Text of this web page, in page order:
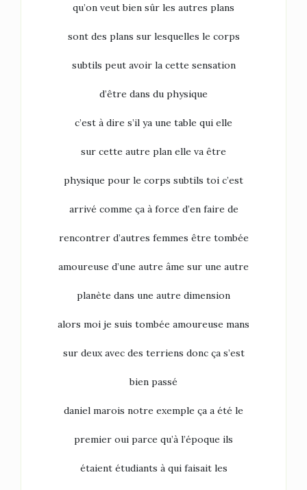
qu’on veut bien sûr les autres plans
sont des plans sur lesquelles le corps
subtils peut avoir la cette sensation
d’être dans du physique
c’est à dire s’il ya une table qui elle
sur cette autre plan elle va être
physique pour le corps subtils toi c’est
arrivé comme ça à force d’en faire de
rencontrer d’autres femmes être tombée
amoureuse d’une autre âme sur une autre
planète dans une autre dimension
alors moi je suis tombée amoureuse mans
sur deux avec des terriens donc ça s’est
bien passé
daniel marois notre exemple ça a été le
premier oui parce qu’à l’époque ils
étaient étudiants à qui faisait les